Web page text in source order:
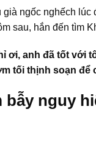
già ngốc nghếch
sau, hắn đến tìm
ơi, anh đã tốt với
tối thịnh soạn để
bẫy nguy